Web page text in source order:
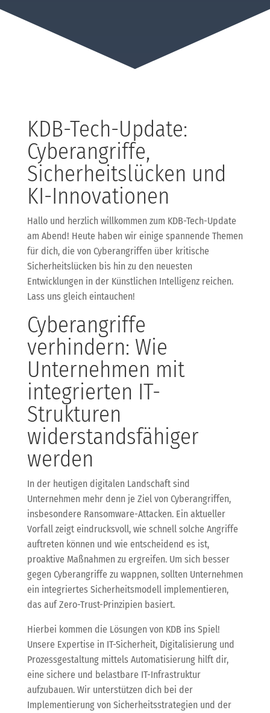
KDB-Tech-Update:
Cyberangriffe,
Sicherheitslücken und
KI-Innovationen
Hallo und herzlich willkommen zum KDB-Tech-Update
am Abend! Heute haben wir einige spannende Themen
für dich, die von Cyberangriffen über kritische
Sicherheitslücken bis hin zu den neuesten
Entwicklungen in der Künstlichen Intelligenz reichen.
Lass uns gleich eintauchen!
Cyberangriffe
verhindern: Wie
Unternehmen mit
integrierten IT-
Strukturen
widerstandsfähiger
werden
In der heutigen digitalen Landschaft sind
Unternehmen mehr denn je Ziel von Cyberangriffen,
insbesondere Ransomware-Attacken. Ein aktueller
Vorfall zeigt eindrucksvoll, wie schnell solche Angriffe
auftreten können und wie entscheidend es ist,
proaktive Maßnahmen zu ergreifen. Um sich besser
gegen Cyberangriffe zu wappnen, sollten Unternehmen
ein integriertes Sicherheitsmodell implementieren,
das auf Zero-Trust-Prinzipien basiert.
Hierbei kommen die Lösungen von KDB ins Spiel!
Unsere Expertise in IT-Sicherheit, Digitalisierung und
Prozessgestaltung mittels Automatisierung hilft dir,
eine sichere und belastbare IT-Infrastruktur
aufzubauen. Wir unterstützen dich bei der
Implementierung von Sicherheitsstrategien und der